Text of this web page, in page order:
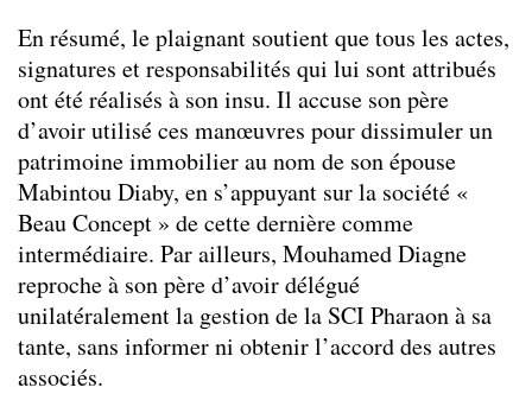
En résumé, le plaignant soutient que tous les actes,
signatures et responsabilités qui lui sont attribués
ont été réalisés à son insu. Il accuse son père
d’avoir utilisé ces manœuvres pour dissimuler un
patrimoine immobilier au nom de son épouse
Mabintou Diaby, en s’appuyant sur la société «
Beau Concept » de cette dernière comme
intermédiaire. Par ailleurs, Mouhamed Diagne
reproche à son père d’avoir délégué
unilatéralement la gestion de la SCI Pharaon à sa
tante, sans informer ni obtenir l’accord des autres
associés.